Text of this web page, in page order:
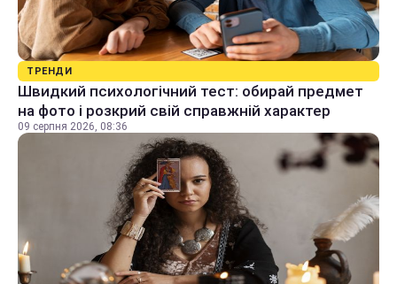
ТРЕНДИ
Швидкий психологічний тест: обирай предмет
на фото і розкрий свій справжній характер
09 серпня 2026, 08:36